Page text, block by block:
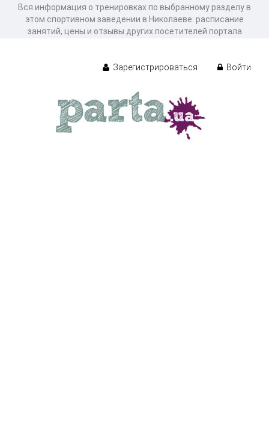
Вся информация о тренировках по выбранному разделу в
этом спортивном заведении в Николаеве: расписание
занятий, цены и отзывы других посетителей портала
Зарегистрироваться Войти